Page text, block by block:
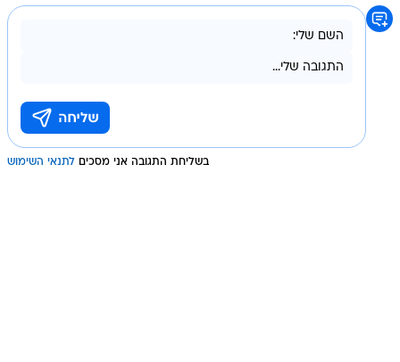
בשליחת התגובה אני מסכים לתנאי השימוש